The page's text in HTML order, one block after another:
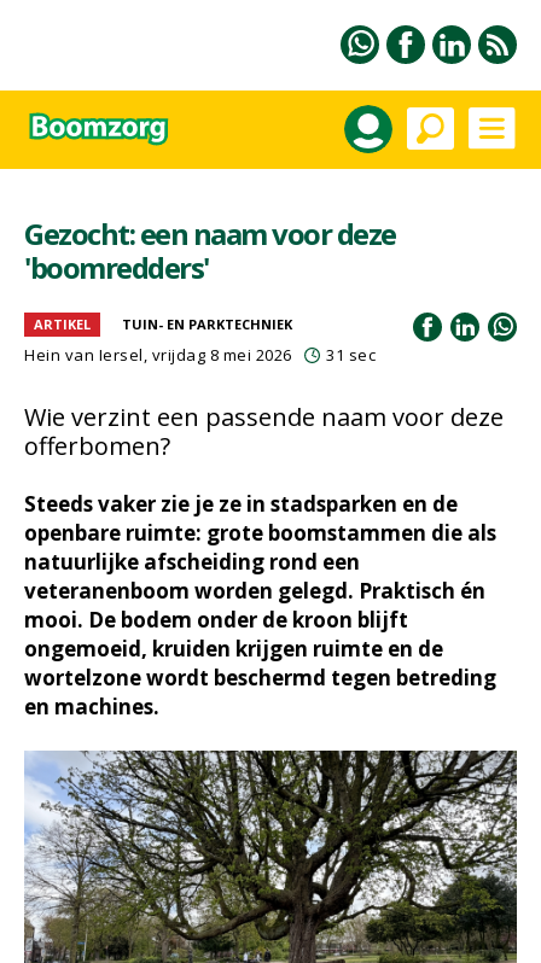
Gezocht: een naam voor deze
'boomredders'
ARTIKEL TUIN- EN PARKTECHNIEK
Hein van Iersel, vrijdag 8 mei 2026 31 sec
Wie verzint een passende naam voor deze
offerbomen?
Steeds vaker zie je ze in stadsparken en de
openbare ruimte: grote boomstammen die als
natuurlijke afscheiding rond een
veteranenboom worden gelegd. Praktisch én
mooi. De bodem onder de kroon blijft
ongemoeid, kruiden krijgen ruimte en de
wortelzone wordt beschermd tegen betreding
en machines.